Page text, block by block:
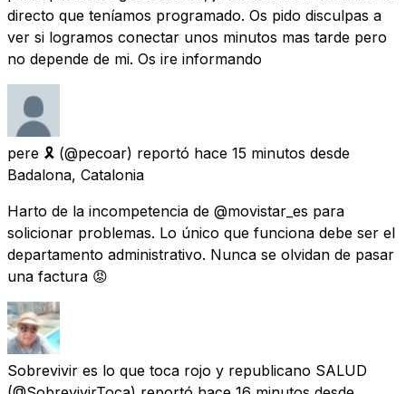
directo que teníamos programado. Os pido disculpas a
ver si logramos conectar unos minutos mas tarde pero
no depende de mi. Os ire informando
pere 🎗 (@pecoar) reportó hace 15 minutos desde
Badalona, Catalonia
Harto de la incompetencia de @movistar_es para
solicionar problemas. Lo único que funciona debe ser el
departamento administrativo. Nunca se olvidan de pasar
una factura 😡
Sobrevivir es lo que toca rojo y republicano SALUD